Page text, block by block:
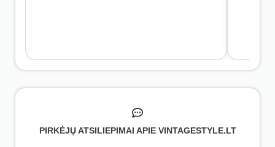
PIRKĖJŲ ATSILIEPIMAI APIE VINTAGESTYLE.LT